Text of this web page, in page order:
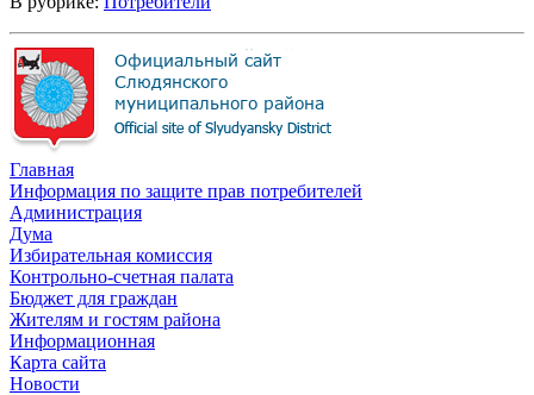
Главная
Информация по защите прав потребителей
Администрация
Дума
Избирательная комиссия
Контрольно-счетная палата
Бюджет для граждан
Жителям и гостям района
Информационная
Карта сайта
Новости